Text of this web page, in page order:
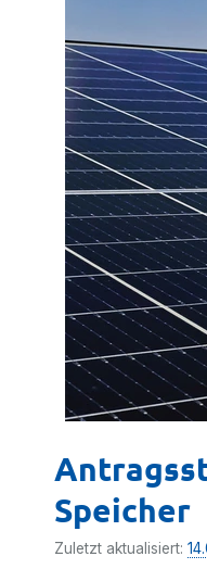
Speicher
Zuletzt aktualisiert: